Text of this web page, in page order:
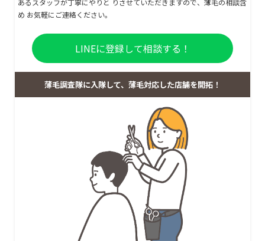
め お気軽にご連絡ください。
LINEに登録して相談する！
薄毛調査隊に入隊して、薄毛対応した店舗を開拓！